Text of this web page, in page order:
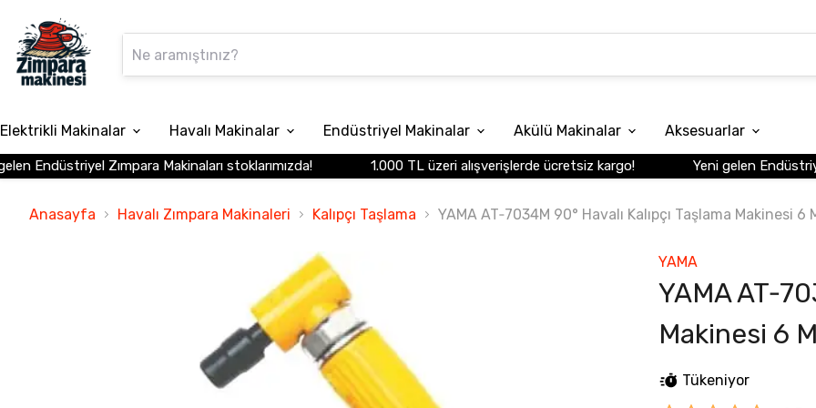
Elektrikli Makinalar Havalı Makinalar Endüstriyel Makinalar Akülü Makinalar Aksesuarlar
Endüstriyel Zımpara Makinaları stoklarımızda! 1.000 TL üzeri alışverişlerde ücretsiz kargo! Yeni gelen Endüstriyel
Anasayfa Havalı Zımpara Makinaleri Kalıpçı Taşlama YAMA AT‑7034M 90° Havalı Kalıpçı Taşlama Makinesi 6
YAMA
YAMA
Makinesi 6
Tükeniyor